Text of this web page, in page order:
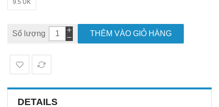
9.5 UK
Số lượng THÊM VÀO GIỎ HÀNG
DETAILS